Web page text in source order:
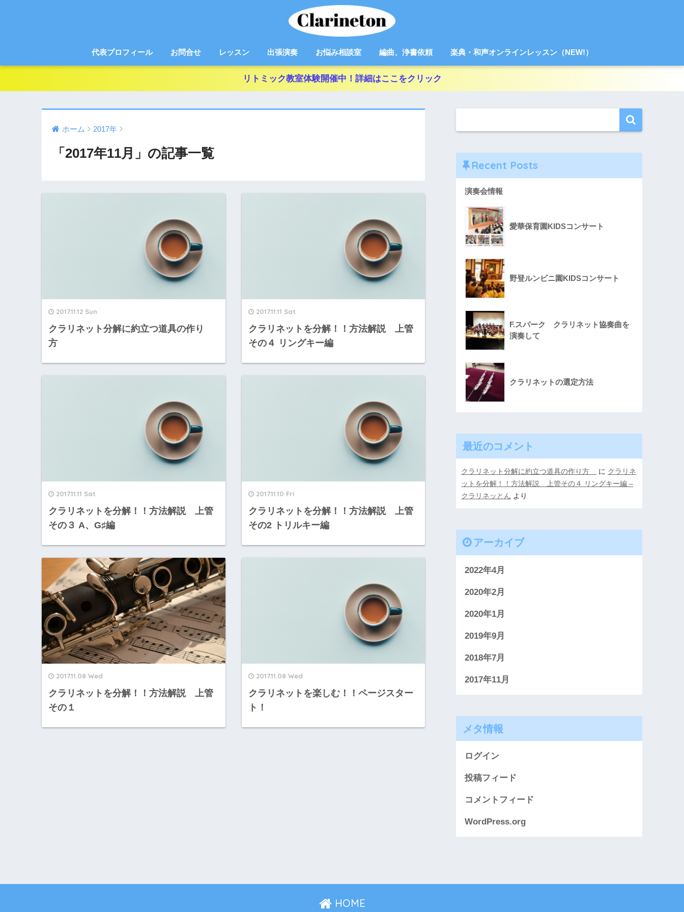
代表プロフィール お問合せ レッスン 出張演奏 お悩み相談室 編曲、浄書依頼 楽典・和声オンラインレッスン（NEW!）
リトミック教室体験開催中！詳細はここをクリック
ホーム 2017年
「2017年11月」の記事一覧
2017.11.12 Sun
クラリネット分解に約立つ道具の作り
方
2017.11.11 Sat
クラリネットを分解！！方法解説 上管
その４ リングキー編
2017.11.11 Sat
クラリネットを分解！！方法解説 上管
その３ A、G♯編
2017.11.10 Fri
クラリネットを分解！！方法解説 上管
その2 トリルキー編
2017.11.08 Wed
クラリネットを分解！！方法解説 上管
その１
2017.11.08 Wed
クラリネットを楽しむ！！ページスター
ト！
Recent Posts
演奏会情報
愛華保育園KIDSコンサート
野登ルンビニ園KIDSコンサート
F.スパーク クラリネット協奏曲を
演奏して
クラリネットの選定方法
最近のコメント
クラリネット分解に約立つ道具の作り方 に クラリネ
ットを分解！！方法解説 上管その４ リングキー編 –
クラリネッとん より
アーカイブ
2022年4月
2020年2月
2020年1月
2019年9月
2018年7月
2017年11月
メタ情報
ログイン
投稿フィード
コメントフィード
WordPress.org
HOME